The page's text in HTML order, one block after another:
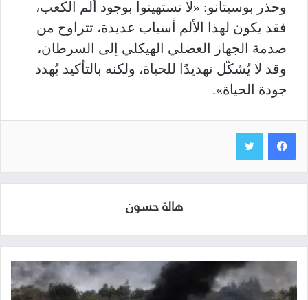
وحذر بوسيتانو: «لا تستهينوا بوجود ألم الكعب،
فقد يكون لهذا الألم أسباب عديدة، تتراوح من
صدمة الجهاز العضلي الهيكلي إلى السرطان،
وقد لا يُشكّل تهديدًا للحياة، ولكنه بالتأكيد يُهدد
جودة الحياة».
هالة حسون